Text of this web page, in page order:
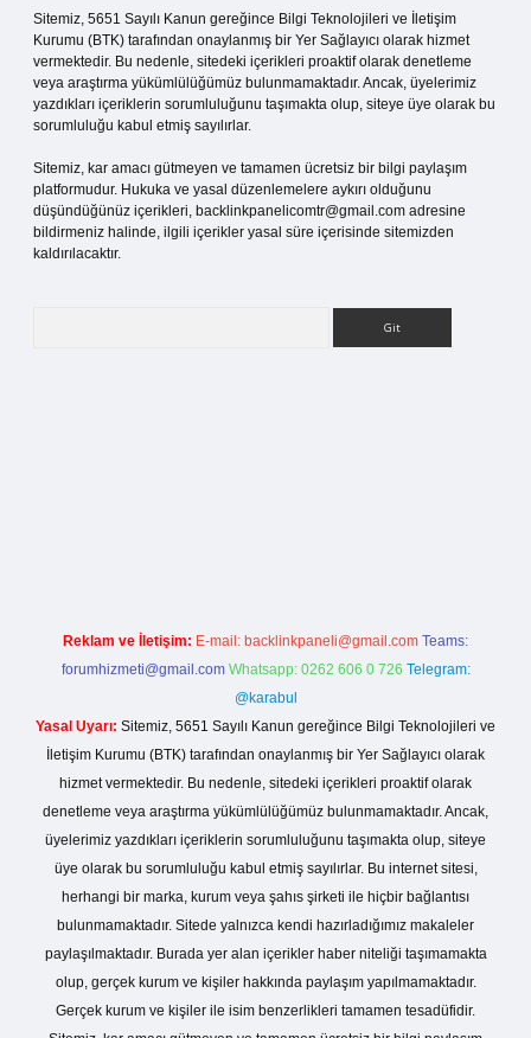
Sitemiz, 5651 Sayılı Kanun gereğince Bilgi Teknolojileri ve İletişim
Kurumu (BTK) tarafından onaylanmış bir Yer Sağlayıcı olarak hizmet
vermektedir. Bu nedenle, sitedeki içerikleri proaktif olarak denetleme
veya araştırma yükümlülüğümüz bulunmamaktadır. Ancak, üyelerimiz
yazdıkları içeriklerin sorumluluğunu taşımakta olup, siteye üye olarak bu
sorumluluğu kabul etmiş sayılırlar.
Sitemiz, kar amacı gütmeyen ve tamamen ücretsiz bir bilgi paylaşım
platformudur. Hukuka ve yasal düzenlemelere aykırı olduğunu
düşündüğünüz içerikleri, backlinkpanelicomtr@gmail.com adresine
bildirmeniz halinde, ilgili içerikler yasal süre içerisinde sitemizden
kaldırılacaktır.
Reklam ve İletişim: E-mail: backlinkpaneli@gmail.com Teams:
forumhizmeti@gmail.com Whatsapp: 0262 606 0 726 Telegram:
@karabul
Yasal Uyarı: Sitemiz, 5651 Sayılı Kanun gereğince Bilgi Teknolojileri ve
İletişim Kurumu (BTK) tarafından onaylanmış bir Yer Sağlayıcı olarak
hizmet vermektedir. Bu nedenle, sitedeki içerikleri proaktif olarak
denetleme veya araştırma yükümlülüğümüz bulunmamaktadır. Ancak,
üyelerimiz yazdıkları içeriklerin sorumluluğunu taşımakta olup, siteye
üye olarak bu sorumluluğu kabul etmiş sayılırlar. Bu internet sitesi,
herhangi bir marka, kurum veya şahıs şirketi ile hiçbir bağlantısı
bulunmamaktadır. Sitede yalnızca kendi hazırladığımız makaleler
paylaşılmaktadır. Burada yer alan içerikler haber niteliği taşımamakta
olup, gerçek kurum ve kişiler hakkında paylaşım yapılmamaktadır.
Gerçek kurum ve kişiler ile isim benzerlikleri tamamen tesadüfidir.